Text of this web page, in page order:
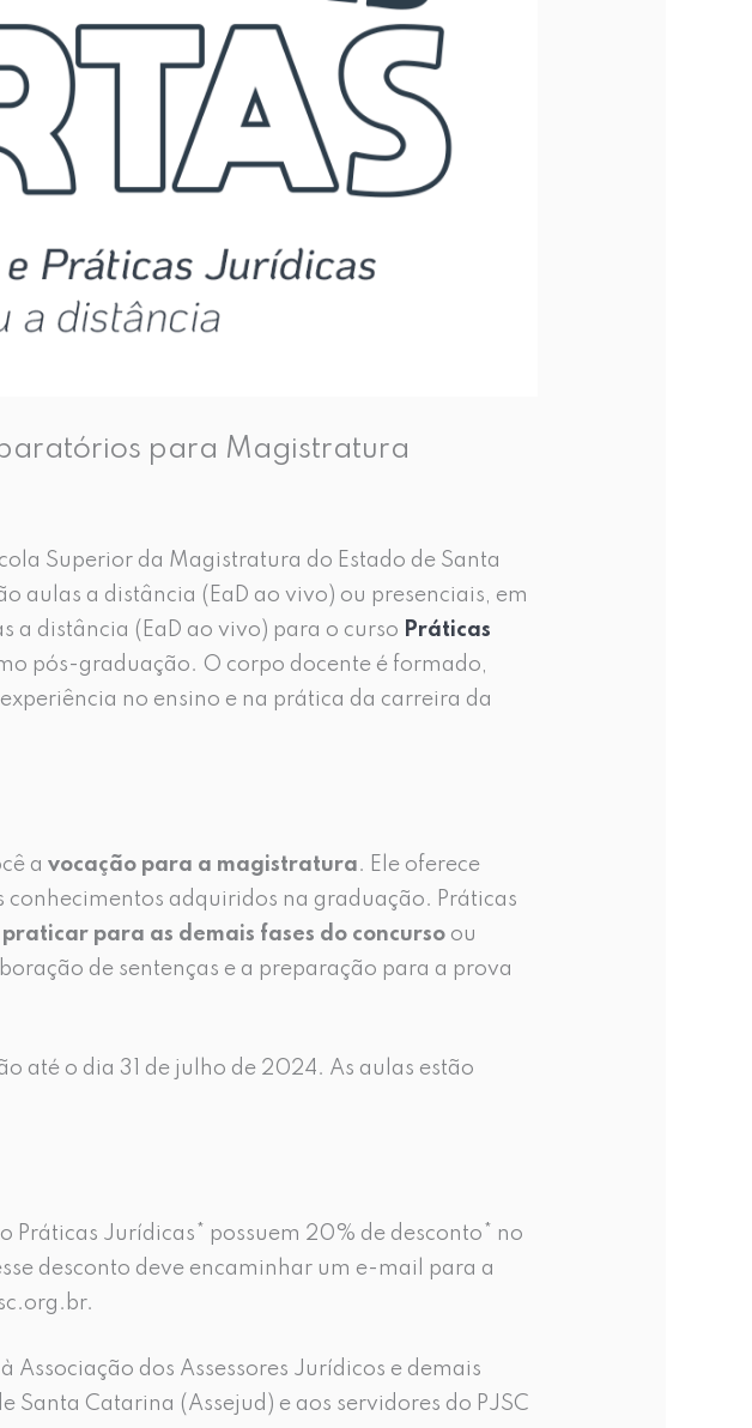
para Magistratura
Superior da Magistratura do Estado de Santa
aulas a distância (EaD ao vivo) ou presenciais, em
a distância (EaD ao vivo) para o curso Práticas
pós-graduação. O corpo docente é formado,
no ensino e na prática da carreira da
a vocação para a magistratura. Ele oferece
adquiridos na graduação. Práticas
praticar para as demais fases do concursoou
de sentenças e a preparação para a prova
até o dia 31 de julho de 2024. As aulas estão
Práticas Jurídicas* possuem 20% de desconto* no
desconto deve encaminhar um e-mail para a
Associação dos Assessores Jurídicos e demais
Santa Catarina (Assejud) e aos servidores do PJSC